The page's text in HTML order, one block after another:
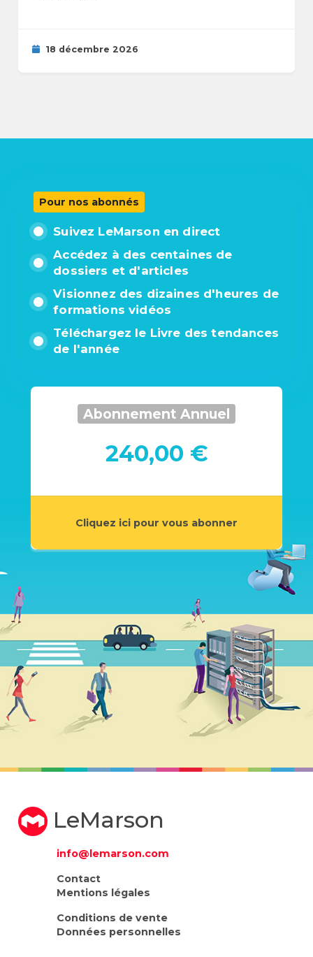
18 décembre 2026
Pour nos abonnés
Suivez LeMarson en direct
Accédez à des centaines de
dossiers et d'articles
Visionnez des dizaines d'heures de
formations vidéos
Téléchargez le Livre des tendances
de l'année
Abonnement Annuel
240,00 €
Cliquez ici pour vous abonner
LeMarson
info@lemarson.com
Contact
Mentions légales
Conditions de vente
Données personnelles